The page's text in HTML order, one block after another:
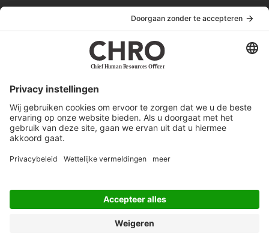
CHRO Magazine
Service & Contact
Werken bij ons
Privacy Statement
Algemene Voorwaarden